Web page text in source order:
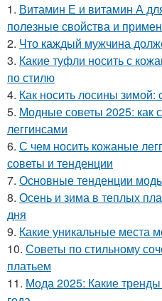
1. Витамин Е и витамин А
полезные свойства и
2. Что каждый мужчина
3. Какие туфли носить с
по стилю
4. Как носить лосины
5. Модные советы 2025: как
леггинсами
6. С чем носить кожаные
советы и тенденции
7. Основные тенденции
8. Осень и зима в теплых
дня
9. Какие уникальные места
10. Советы по стильному
платьем
11. Мода 2025: Какие тренды